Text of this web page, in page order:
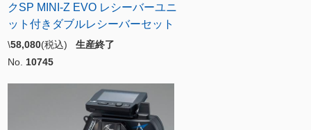
クSP MINI-Z EVO レシーバーユニ
ット付きダブルレシーバーセット
\58,080(税込) 生産終了
No. 10745